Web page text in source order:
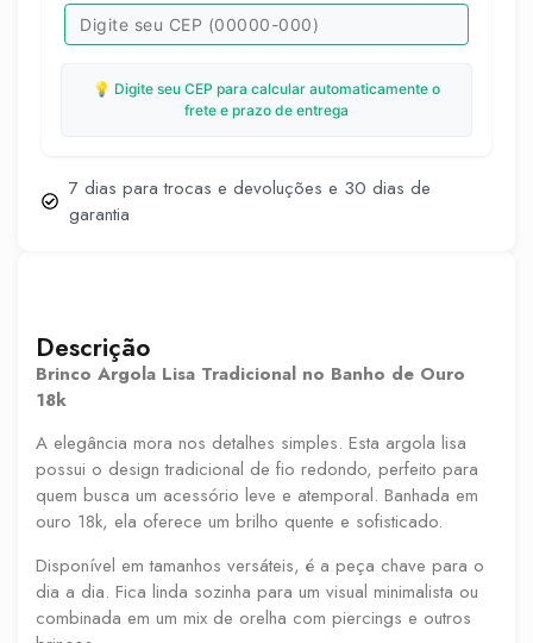
Descrição
Brinco Argola Lisa Tradicional no Banho de Ouro
18k
A elegância mora nos detalhes simples. Esta argola lisa
possui o design tradicional de fio redondo, perfeito para
quem busca um acessório leve e atemporal. Banhada em
ouro 18k, ela oferece um brilho quente e sofisticado.
Disponível em tamanhos versáteis, é a peça chave para o
dia a dia. Fica linda sozinha para um visual minimalista ou
combinada em um mix de orelha com piercings e outros
💡 Digite seu CEP para calcular automaticamente o
frete e prazo de entrega
7 dias para trocas e devoluções e 30 dias de
garantia